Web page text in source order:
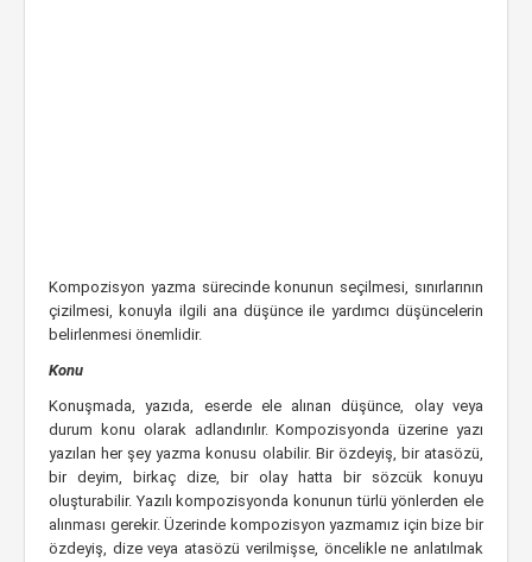
Kompozisyon yazma sürecinde konunun seçilmesi, sınırlarının
çizilmesi, konuyla ilgili ana düşünce ile yardımcı düşüncelerin
belirlenmesi önemlidir.
Konu
Konuşmada, yazıda, eserde ele alınan düşünce, olay veya
durum konu olarak adlandırılır. Kompozisyonda üzerine yazı
yazılan her şey yazma konusu olabilir. Bir özdeyiş, bir atasözü,
bir deyim, birkaç dize, bir olay hatta bir sözcük konuyu
oluşturabilir. Yazılı kompozisyonda konunun türlü yönlerden ele
alınması gerekir. Üzerinde kompozisyon yazmamız için bize bir
özdeyiş, dize veya atasözü verilmişse, öncelikle ne anlatılmak